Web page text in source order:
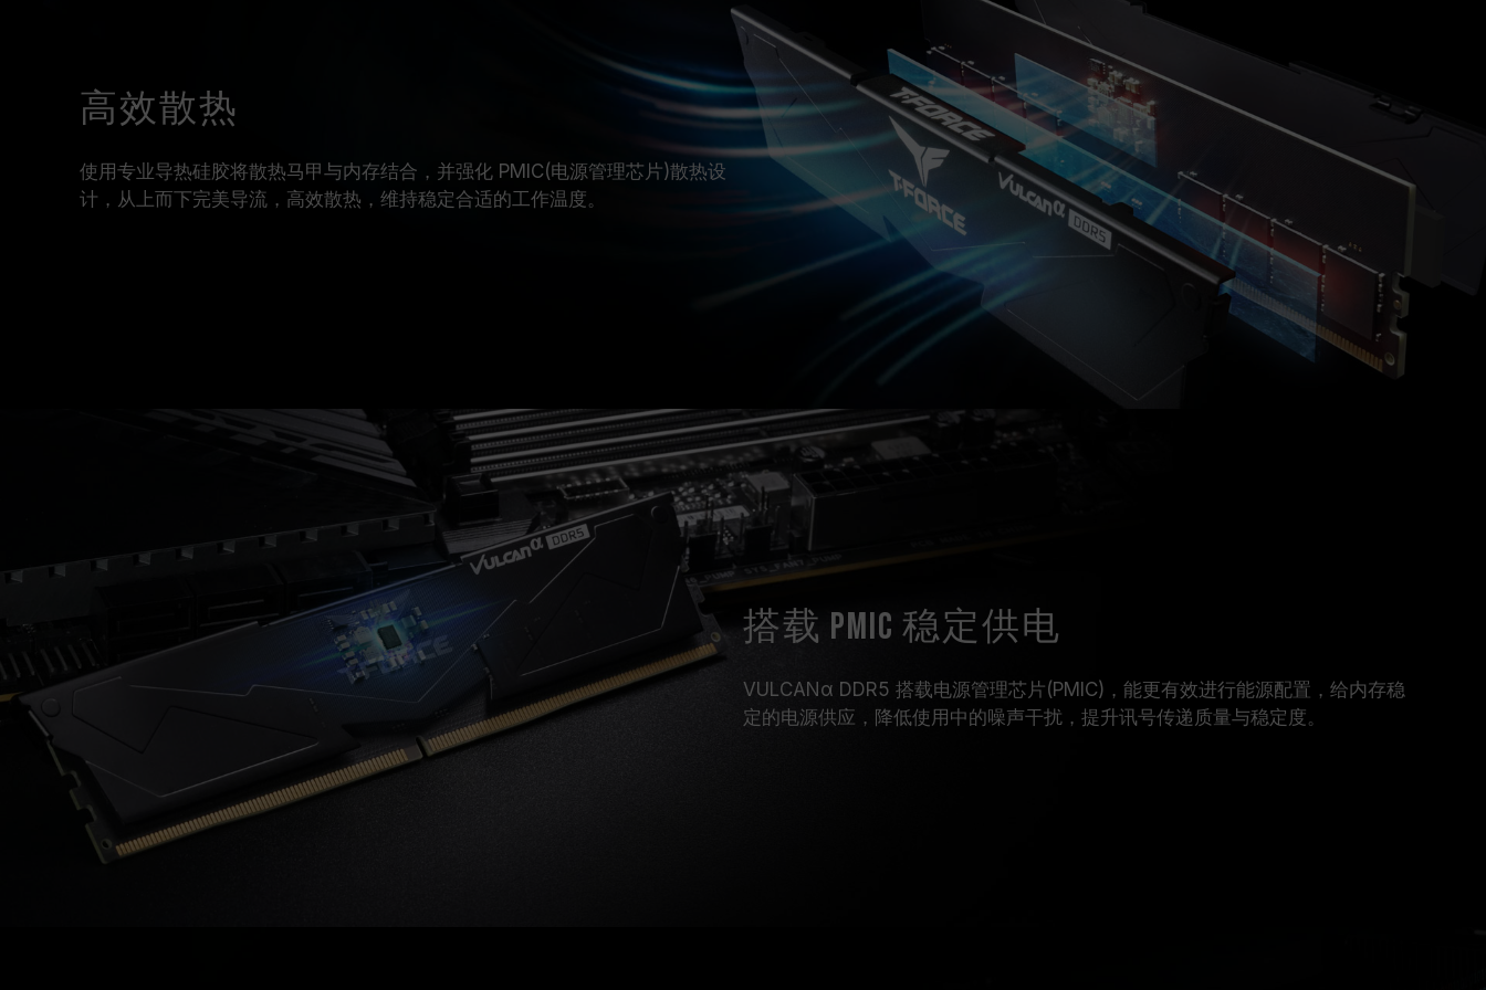
高效散热
使用专业导热硅胶将散热马甲与内存结合，并强化 PMIC(电源管理芯片)散热设
计，从上而下完美导流，高效散热，维持稳定合适的工作温度。
搭载 PMIC 稳定供电
VULCANα DDR5 搭载电源管理芯片(PMIC)，能更有效进行能源配置，给内存稳
定的电源供应，降低使用中的噪声干扰，提升讯号传递质量与稳定度。